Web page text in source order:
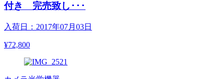
付き 完売致し･･･
入荷日：2017年07月03日
¥72,800